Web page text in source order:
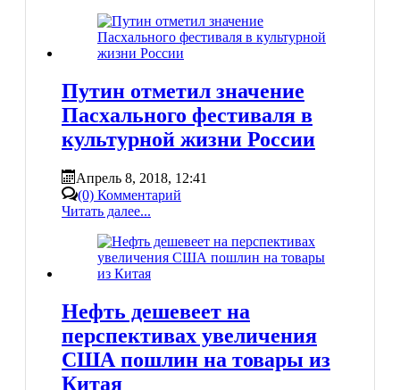
Путин отметил значение
Пасхального фестиваля в
культурной жизни России
Апрель 8, 2018, 12:41
(0) Комментарий
Читать далее...
Нефть дешевеет на
перспективах увеличения
США пошлин на товары из
Китая